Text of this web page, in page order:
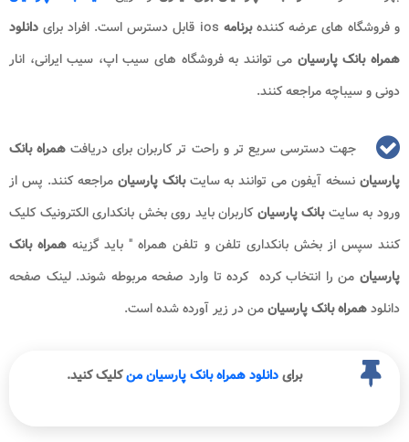
و فروشگاه های عرضه کنندهبرنامه ios قابل دسترس است. افراد برای دانلود
همراه بانک پارسیان می توانند به فروشگاه های سیب اپ، سیب ایرانی، انار
دونی و سیباچه مراجعه کنند.
جهت دسترسی سریع تر و راحت تر کاربران برای دریافت همراه بانک
پارسیاننسخه آیفون می توانند به سایتبانک پارسیان مراجعه کنند. پس از
ورود به سایتبانک پارسیانکاربران باید روی بخش بانکداری الکترونیک کلیک
کنند سپس از بخش بانکداری تلفن و تلفن همراه " باید گزینه همراه بانک
پارسیان من را انتخاب کرده کرده تا وارد صفحه مربوطه شوند‌. لینک صفحه
دانلودهمراه بانک پارسیانمن در زیر آورده شده است.
برایدانلود همراه بانک پارسیان منکلیک کنید.